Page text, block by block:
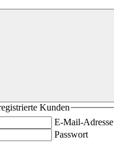
Kunden
E-Mail-Adresse
Passwort